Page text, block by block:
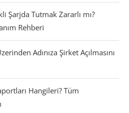
Şarjda Tutmak Zararlı mı?
Rehberi
Adınıza Şirket Açılmasını
Hangileri? Tüm